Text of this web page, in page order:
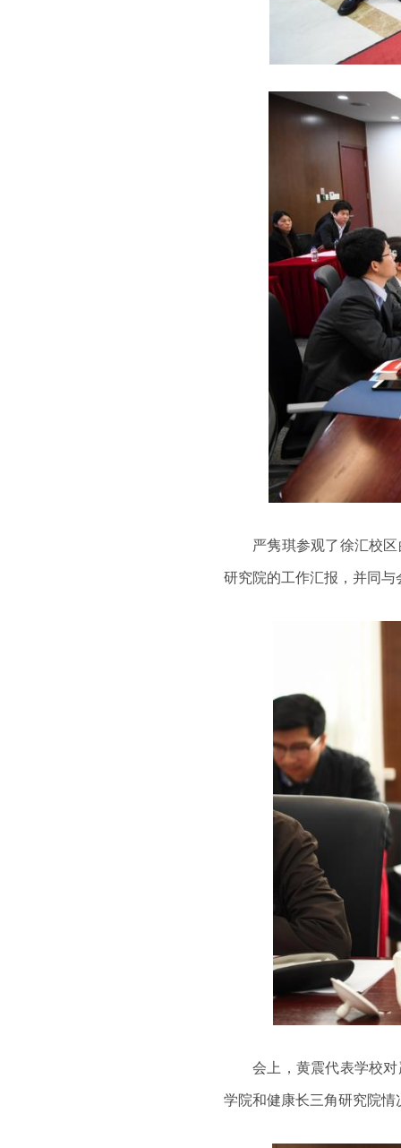
严隽琪参观了徐汇校
研究院的工作汇报，并同
会上，黄震代表学校
学院和健康长三角研究院